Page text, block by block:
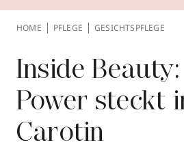
Behandlungen
Über YBPN
Aktionen
Storefinder
HOME PFLEGE GESICHTSPFLEGE
Inside Beauty:
Power steckt
Carotin